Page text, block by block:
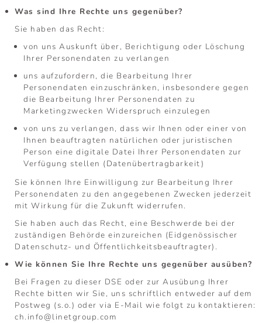
Was sind Ihre Rechte uns gegenüber?
Sie haben das Recht:
von uns Auskunft über, Berichtigung oder Löschung
Ihrer Personendaten zu verlangen
uns aufzufordern, die Bearbeitung Ihrer
Personendaten einzuschränken, insbesondere gegen
die Bearbeitung Ihrer Personendaten zu
Marketingzwecken Widerspruch einzulegen
von uns zu verlangen, dass wir Ihnen oder einer von
Ihnen beauftragten natürlichen oder juristischen
Person eine digitale Datei Ihrer Personendaten zur
Verfügung stellen (Datenübertragbarkeit)
Sie können Ihre Einwilligung zur Bearbeitung Ihrer
Personendaten zu den angegebenen Zwecken jederzeit
mit Wirkung für die Zukunft widerrufen.
Sie haben auch das Recht, eine Beschwerde bei der
zuständigen Behörde einzureichen (Eidgenössischer
Datenschutz- und Öffentlichkeitsbeauftragter).
Wie können Sie Ihre Rechte uns gegenüber ausüben?
Bei Fragen zu dieser DSE oder zur Ausübung Ihrer
Rechte bitten wir Sie, uns schriftlich entweder auf dem
Postweg (s.o.) oder via E-Mail wie folgt zu kontaktieren:
ch.info@linetgroup.com